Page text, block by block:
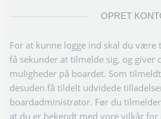
OPRET
For at kunne logge ind skal du være
få sekunder at tilmelde sig, og giver
muligheder på boardet. Som
desuden få tildelt udvidede
boardadministrator. Før du
at du er bekendt med vore vilkår for